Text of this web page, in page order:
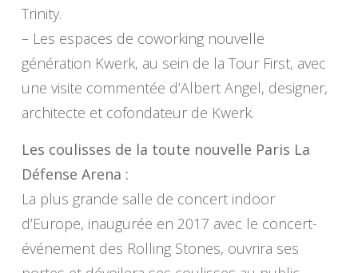
Trinity.
– Les espaces de coworking nouvelle
génération Kwerk, au sein de la Tour First, avec
une visite commentée d’Albert Angel, designer,
architecte et cofondateur de Kwerk.
Les coulisses de la toute nouvelle Paris La
Défense Arena :
La plus grande salle de concert indoor
d’Europe, inaugurée en 2017 avec le concert-
événement des Rolling Stones, ouvrira ses